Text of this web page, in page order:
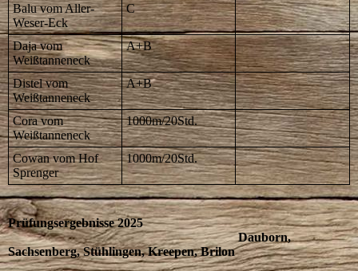
Balu vom Aller-
Weser-Eck
C
Daja vom
Weißtanneneck
A+B
Distel vom
Weißtanneneck
A+B
Cora vom
Weißtanneneck
1000m/20Std.
Cowan vom Hof
Sprenger
1000m/20Std.
Prüfungsergebnisse 2025
Dauborn,
Sachsenberg, Stühlingen, Kreepen, Brilon